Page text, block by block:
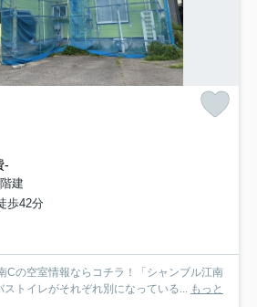
-
建
歩42分
Cの空室情報ならコチラ！「シャンブル江南
トイレがそれぞれ別になっている... もっと